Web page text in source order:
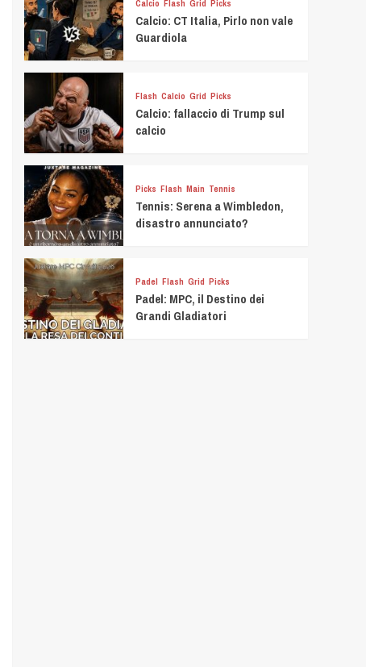
Calcio Flash Grid Picks
Calcio: CT Italia, Pirlo non vale
Guardiola
Flash Calcio Grid Picks
Calcio: fallaccio di Trump sul
calcio
Picks Flash Main Tennis
Tennis: Serena a Wimbledon,
disastro annunciato?
Padel Flash Grid Picks
Padel: MPC, il Destino dei
Grandi Gladiatori